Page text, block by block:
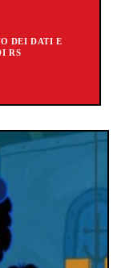
DEI DATI E
RS